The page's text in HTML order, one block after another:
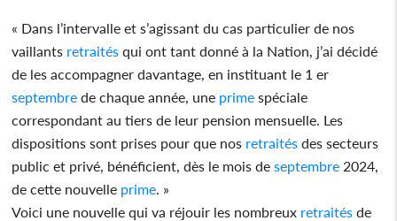
« Dans l’intervalle et s’agissant du cas particulier de nos
vaillants retraités qui ont tant donné à la Nation, j’ai décidé
de les accompagner davantage, en instituant le 1 er
septembre de chaque année, une prime spéciale
correspondant au tiers de leur pension mensuelle. Les
dispositions sont prises pour que nos retraités des secteurs
public et privé, bénéficient, dès le mois deseptembre 2024,
de cette nouvelle prime . »
Voici une nouvelle qui va réjouir les nombreux retraités de